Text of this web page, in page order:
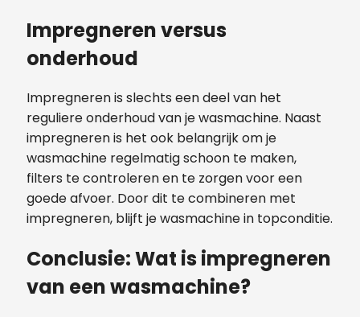
Impregneren versus
onderhoud
Impregneren is slechts een deel van het
reguliere onderhoud van je wasmachine. Naast
impregneren is het ook belangrijk om je
wasmachine regelmatig schoon te maken,
filters te controleren en te zorgen voor een
goede afvoer. Door dit te combineren met
impregneren, blijft je wasmachine in topconditie.
Conclusie: Wat is impregneren
van een wasmachine?